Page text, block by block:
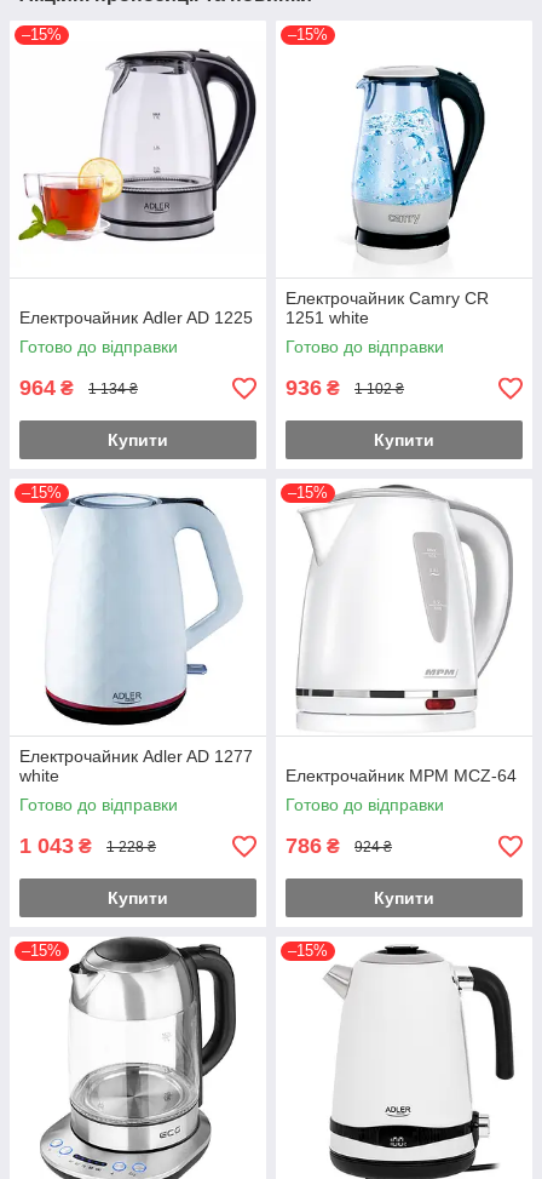
–15%
Електрочайник Adler AD 1225
Готово до відправки
964 ₴ 1 134 ₴
Купити
–15%
Електрочайник Camry CR
1251 white
Готово до відправки
936 ₴ 1 102 ₴
Купити
–15%
Електрочайник Adler AD 1277
white
Готово до відправки
1 043 ₴ 1 228 ₴
Купити
–15%
Електрочайник MPM MCZ-64
Готово до відправки
786 ₴ 924 ₴
Купити
–15% –15%